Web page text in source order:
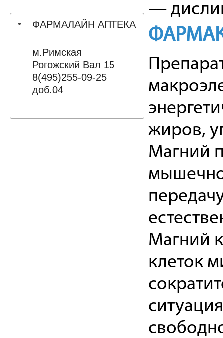
ФАРМАЛАЙН АПТЕКА
м.Римская
Рогожский Вал 15
8(495)255-09-25
доб.04
—
жиров,
Магний
Магний
клеток